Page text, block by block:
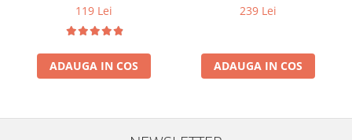
119 Lei
ADAUGA IN COS
artificiala (RO)
239 Lei
ADAUGA IN COS